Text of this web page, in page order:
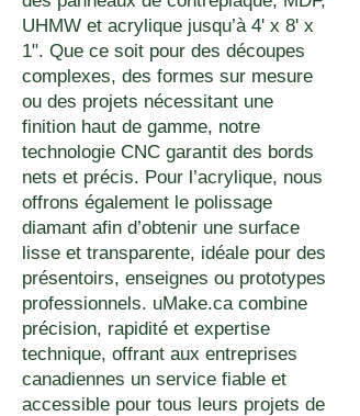
UHMW et acrylique jusqu’à 4' x 8' x
1". Que ce soit pour des découpes
complexes, des formes sur mesure
ou des projets nécessitant une
finition haut de gamme, notre
technologie CNC garantit des bords
nets et précis. Pour l’acrylique, nous
offrons également le polissage
diamant afin d’obtenir une surface
lisse et transparente, idéale pour des
présentoirs, enseignes ou prototypes
professionnels. uMake.ca combine
précision, rapidité et expertise
technique, offrant aux entreprises
canadiennes un service fiable et
accessible pour tous leurs projets de